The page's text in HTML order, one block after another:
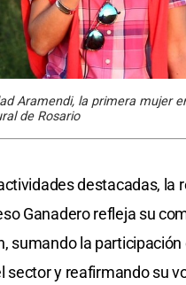
Aramendi, la primera mujer
de Rosario
destacadas, la
Ganadero refleja su
sumando la
sector y reafirmando su